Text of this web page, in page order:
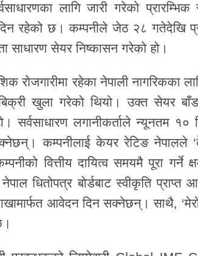
लागि जारी गरेको प्रारम्भिक
रहेको छ। कम्पनीले जेठ २८ गतेदेखि
साधारण सेयर निष्कासन गरेको हो।
रोजगारीमा रहेका नेपाली नागरिकका
खुला गरेको थियो। उक्त सेयर
सर्वसाधारण लगानीकर्ताले न्यूनतम
कम्पनीलाई केयर रेटिङ नेपालले
वित्तीय दायित्व समयमै पूरा गर्ने
धितोपत्र बोर्डबाट स्वीकृति
आवेदन दिन सक्नेछन्। साथै, ‘मेरो